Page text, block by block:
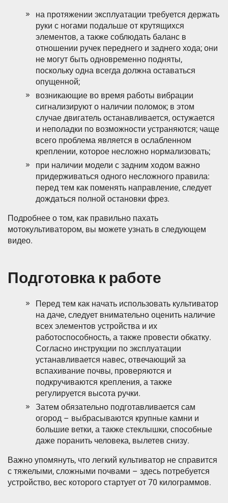
на протяжении эксплуатации требуется держать
руки с ногами подальше от крутящихся
элементов, а также соблюдать баланс в
отношении ручек переднего и заднего хода; они
не могут быть одновременно подняты,
поскольку одна всегда должна оставаться
опущенной;
возникающие во время работы вибрации
сигнализируют о наличии поломок; в этом
случае двигатель останавливается, остужается
и неполадки по возможности устраняются; чаще
всего проблема является в ослабленном
креплении, которое несложно нормализовать;
при наличии модели с задним ходом важно
придерживаться одного несложного правила:
перед тем как поменять направление, следует
дождаться полной остановки фрез.
Подробнее о том, как правильно пахать
мотокультиватором, вы можете узнать в следующем
видео.
Подготовка к работе
Перед тем как начать использовать культиватор
на даче, следует внимательно оценить наличие
всех элементов устройства и их
работоспособность, а также провести обкатку.
Согласно инструкции по эксплуатации
устанавливается навес, отвечающий за
вспахивание почвы, проверяются и
подкручиваются крепления, а также
регулируется высота ручки.
Затем обязательно подготавливается сам
огород – выбрасываются крупные камни и
большие ветки, а также стеклышки, способные
даже поранить человека, вылетев снизу.
Важно упомянуть, что легкий культиватор не справится
с тяжелыми, сложными почвами – здесь потребуется
устройство, вес которого стартует от 70 килограммов.